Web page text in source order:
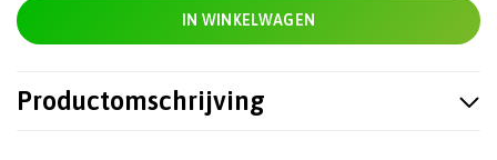
IN WINKELWAGEN
Productomschrijving